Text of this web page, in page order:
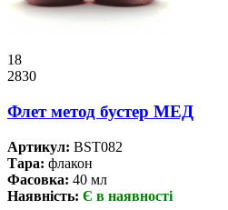
18
2830
Флет метод бустер МЕД
Артикул: BST082
Тара: флакон
Фасовка: 40 мл
Наявність: Є в наявності